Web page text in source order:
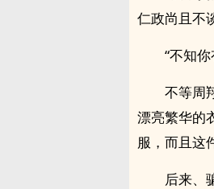
仁政尚且不
“不知
不等周
漂亮繁华的
服，而且这
后来、